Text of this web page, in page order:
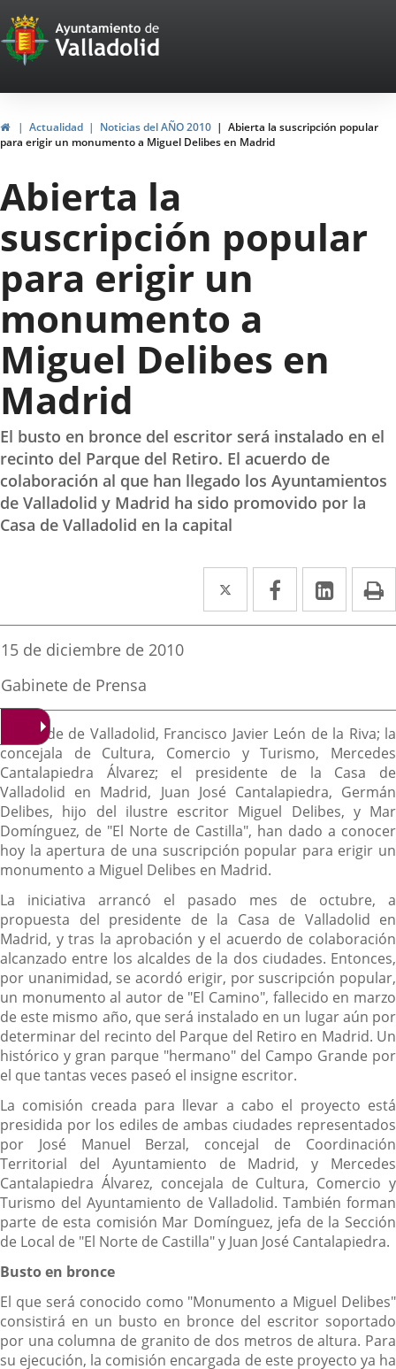
Portal
Web
del
Ayuntamiento
de
Valladolid
InicioActualidad Noticias del AÑO 2010
Abierta la suscripción popular
para erigir un monumento a Miguel Delibes en Madrid
Abierta la
suscripción popular
para erigir un
monumento a
Miguel Delibes en
Madrid
El busto en bronce del escritor será instalado en el
recinto del Parque del Retiro. El acuerdo de
colaboración al que han llegado los Ayuntamientos
de Valladolid y Madrid ha sido promovido por la
Casa de Valladolid en la capital
Twitter
Enlace
a
externa.
Facebook
Enlace
a
externa.
Enlace
a
Fecha
la
noticia
15 de diciembre de 2010
Fuente
la
noticia
Gabinete de Prensa
Descripción
El alcalde de Valladolid, Francisco Javier León de la Riva; la
concejala de Cultura, Comercio y Turismo, Mercedes
Cantalapiedra Álvarez; el presidente de la Casa de
Valladolid en Madrid, Juan José Cantalapiedra, Germán
Delibes, hijo del ilustre escritor Miguel Delibes, y Mar
Domínguez, de "El Norte de Castilla", han dado a conocer
hoy la apertura de una suscripción popular para erigir un
monumento a Miguel Delibes en Madrid.
La iniciativa arrancó el pasado mes de octubre, a
propuesta del presidente de la Casa de Valladolid en
Madrid, y tras la aprobación y el acuerdo de colaboración
alcanzado entre los alcaldes de la dos ciudades. Entonces,
por unanimidad, se acordó erigir, por suscripción popular,
un monumento al autor de "El Camino", fallecido en marzo
de este mismo año, que será instalado en un lugar aún por
determinar del recinto del Parque del Retiro en Madrid. Un
histórico y gran parque "hermano" del Campo Grande por
el que tantas veces paseó el insigne escritor.
La comisión creada para llevar a cabo el proyecto está
presidida por los ediles de ambas ciudades representados
por José Manuel Berzal, concejal de Coordinación
Territorial del Ayuntamiento de Madrid, y Mercedes
Cantalapiedra Álvarez, concejala de Cultura, Comercio y
Turismo del Ayuntamiento de Valladolid. También forman
parte de esta comisión Mar Domínguez, jefa de la Sección
de Local de "El Norte de Castilla" y Juan José Cantalapiedra.
Busto en bronce
El que será conocido como "Monumento a Miguel Delibes"
consistirá en un busto en bronce del escritor soportado
por una columna de granito de dos metros de altura. Para
su ejecución, la comisión encargada de este proyecto ya ha